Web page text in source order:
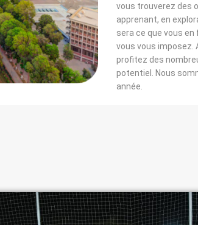
vous trouverez des
apprenant, en
sera ce que vous
vous vous imposez.
profitez des
potentiel. Nous
année.